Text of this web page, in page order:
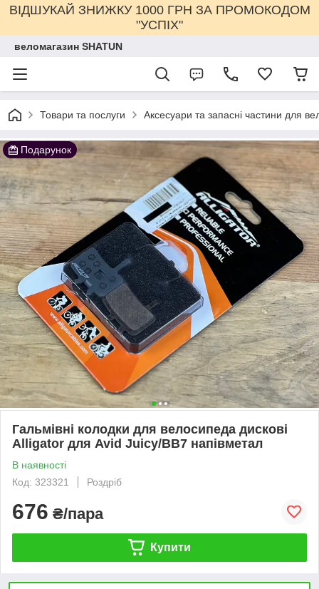
ВІДШУКАЙ ЗНИЖКУ 1000 ГРН ЗА ПРОМОКОДОМ
"УСПІХ"
веломагазин SHATUN
Товари та послуги Аксесуари та запасні частини для
Подарунок
Гальмівні колодки для велосипеда дискові
Alligator для Avid Juicy/BB7 напівметал
В наявності
Код: 323321
Роздріб
676 ₴/пара
Купити